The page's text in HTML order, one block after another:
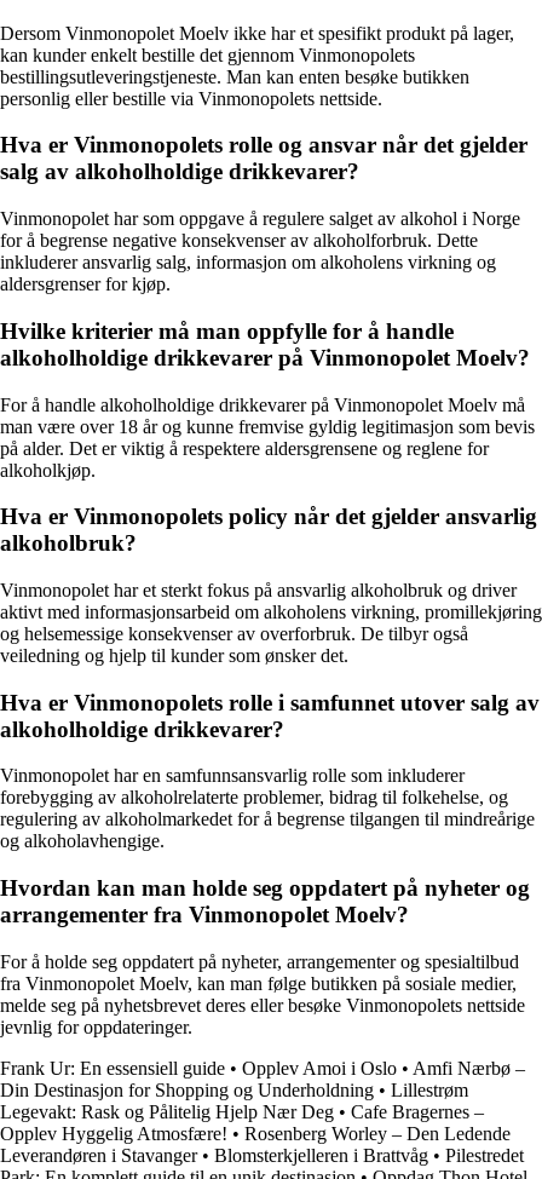
Dersom Vinmonopolet Moelv ikke har et spesifikt produkt på lager,
kan kunder enkelt bestille det gjennom Vinmonopolets
bestillingsutleveringstjeneste. Man kan enten besøke butikken
personlig eller bestille via Vinmonopolets nettside.
Hva er Vinmonopolets rolle og ansvar når det gjelder
salg av alkoholholdige drikkevarer?
Vinmonopolet har som oppgave å regulere salget av alkohol i Norge
for å begrense negative konsekvenser av alkoholforbruk. Dette
inkluderer ansvarlig salg, informasjon om alkoholens virkning og
aldersgrenser for kjøp.
Hvilke kriterier må man oppfylle for å handle
alkoholholdige drikkevarer på Vinmonopolet Moelv?
For å handle alkoholholdige drikkevarer på Vinmonopolet Moelv må
man være over 18 år og kunne fremvise gyldig legitimasjon som bevis
på alder. Det er viktig å respektere aldersgrensene og reglene for
alkoholkjøp.
Hva er Vinmonopolets policy når det gjelder ansvarlig
alkoholbruk?
Vinmonopolet har et sterkt fokus på ansvarlig alkoholbruk og driver
aktivt med informasjonsarbeid om alkoholens virkning, promillekjøring
og helsemessige konsekvenser av overforbruk. De tilbyr også
veiledning og hjelp til kunder som ønsker det.
Hva er Vinmonopolets rolle i samfunnet utover salg av
alkoholholdige drikkevarer?
Vinmonopolet har en samfunnsansvarlig rolle som inkluderer
forebygging av alkoholrelaterte problemer, bidrag til folkehelse, og
regulering av alkoholmarkedet for å begrense tilgangen til mindreårige
og alkoholavhengige.
Hvordan kan man holde seg oppdatert på nyheter og
arrangementer fra Vinmonopolet Moelv?
For å holde seg oppdatert på nyheter, arrangementer og spesialtilbud
fra Vinmonopolet Moelv, kan man følge butikken på sosiale medier,
melde seg på nyhetsbrevet deres eller besøke Vinmonopolets nettside
jevnlig for oppdateringer.
Frank Ur: En essensiell guide • Opplev Amoi i Oslo • Amfi Nærbø –
Din Destinasjon for Shopping og Underholdning • Lillestrøm
Legevakt: Rask og Pålitelig Hjelp Nær Deg • Cafe Bragernes –
Opplev Hyggelig Atmosfære! • Rosenberg Worley – Den Ledende
Leverandøren i Stavanger• Blomsterkjelleren i Brattvåg • Pilestredet